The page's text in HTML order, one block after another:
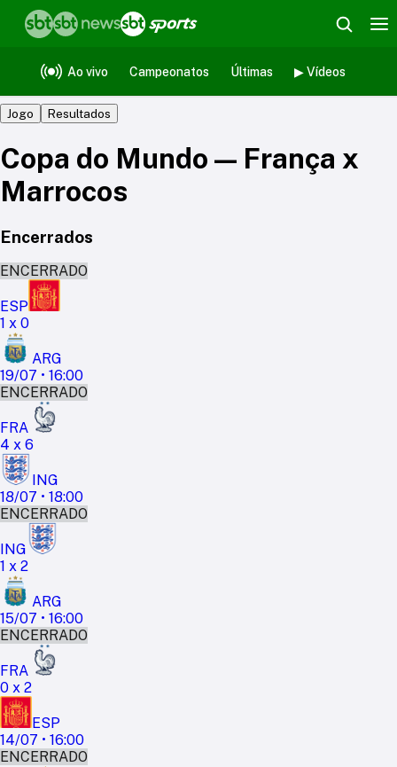
Ao vivo Campeonatos Últimas ▶ Vídeos
Copa do Mundo
França x
Marrocos
Jogo Resultados
Copa do Mundo — França x
Marrocos
Encerrados
ENCERRADO
ESP
1 x 0
ARG
19/07 • 16:00
ENCERRADO
FRA
4 x 6
ING
18/07 • 18:00
ENCERRADO
ING
1 x 2
ARG
15/07 • 16:00
ENCERRADO
FRA
0 x 2
ESP
14/07 • 16:00
ENCERRADO